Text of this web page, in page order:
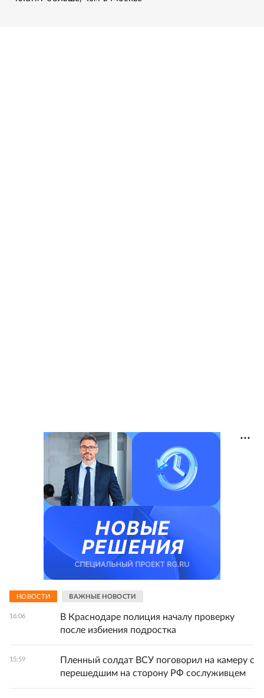
НОВОСТИ ВАЖНЫЕ НОВОСТИ
16:06
В Краснодаре полиция началу проверку
после избиения подростка
15:59
Пленный солдат ВСУ поговорил на камеру с
перешедшим на сторону РФ сослуживцем